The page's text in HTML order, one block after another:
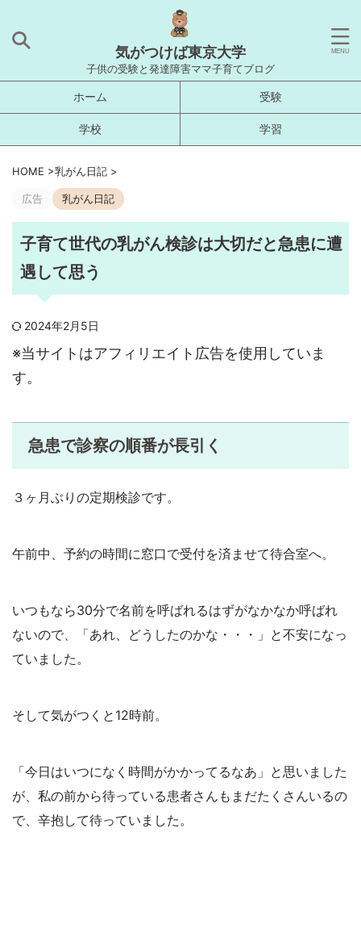
気がつけば東京大学
子供の受験と発達障害ママ子育てブログ
ホーム 受験
学校 学習
HOME >乳がん日記 >
広告 乳がん日記
子育て世代の乳がん検診は大切だと急患に遭
遇して思う
2024年2月5日
※当サイトはアフィリエイト広告を使用していま
す。
急患で診察の順番が長引く
３ヶ月ぶりの定期検診です。
午前中、予約の時間に窓口で受付を済ませて待合室へ。
いつもなら30分で名前を呼ばれるはずがなかなか呼ばれ
ないので、「あれ、どうしたのかな・・・」と不安になっ
ていました。
そして気がつくと12時前。
「今日はいつになく時間がかかってるなあ」と思いました
が、私の前から待っている患者さんもまだたくさんいるの
で、辛抱して待っていました。